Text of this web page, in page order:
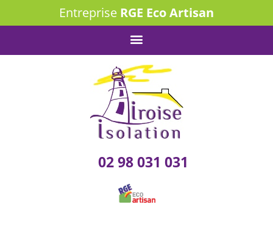
Entreprise RGE Eco Artisan
02 98 031 031